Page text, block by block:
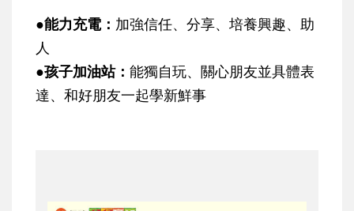
●能力充電： 加強信任、分享、培養興趣、助
人
●孩子加油站： 能獨自玩、關心朋友並具體表
達、和好朋友一起學新鮮事